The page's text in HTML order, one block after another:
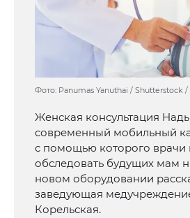
Фото: Panumas Yanuthai / Shutterstock
Женская консультация
современный мобильный
с помощью которого врачи
обследовать будущих мам
новом оборудовании
заведующая
Корельская.